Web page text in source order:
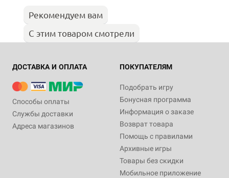
Рекомендуем вам
С этим товаром смотрели
ДОСТАВКА И ОПЛАТА
Способы оплаты
Службы доставки
Адреса магазинов
ПОКУПАТЕЛЯМ
Подобрать игру
Бонусная программа
Информация о заказе
Возврат товара
Помощь с правилами
Архивные игры
Товары без скидки
Мобильное приложение